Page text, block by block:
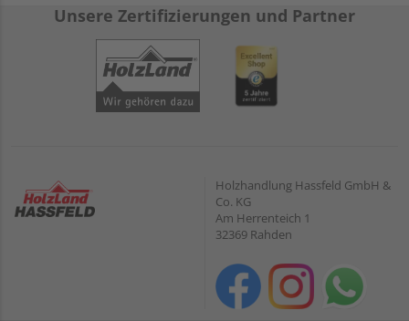
Unsere Zertifizierungen und Partner
Holzhandlung Hassfeld GmbH &
Co. KG
Am Herrenteich 1
32369 Rahden